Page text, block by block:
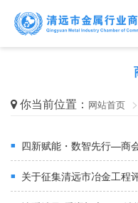
你当前位置： 网站首页
■ 四新赋能・数智先行—商会亮相清远市数字化转
■ 关于征集清远市冶金工程